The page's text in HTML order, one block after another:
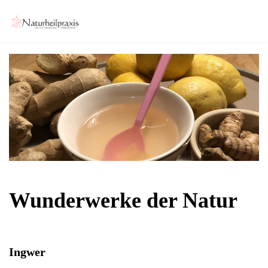
Wunderwerke der Natur
Ingwer